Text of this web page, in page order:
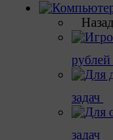
Назад
рублей
задач
задач